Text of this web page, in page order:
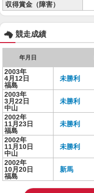
収得賞金（障害）
競走成績
年月日
2003年
4月12日
福島
未勝利
2003年
3月22日
中山
未勝利
2002年
11月23日
福島
未勝利
2002年
11月10日
中山
未勝利
2002年
10月20日
福島
新馬